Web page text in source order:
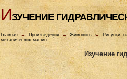
ИЗУЧЕHИЕ
Главная→ Произведения → Живопись → Рисунки,
механических машин
Изучение